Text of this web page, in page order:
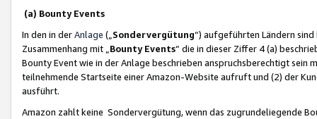
(a) Bounty Events
In den in derAnlage („ Sondervergütung“) aufgeführten Ländern
Zusammenhang mit „ Bounty Events“ die in dieser Ziffer 4 (a)
Bounty Event wie in der Anlage beschrieben anspruchsberechtigt sein
teilnehmende Startseite einer Amazon-Website aufruft und (2) der
ausführt.
Amazon zahlt keine Sondervergütung, wenn das zugrundeliegende